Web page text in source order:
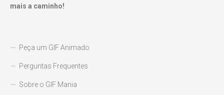
mais a caminho!
Peça um GIF Animado
Perguntas Frequentes
Sobre o GIF Mania